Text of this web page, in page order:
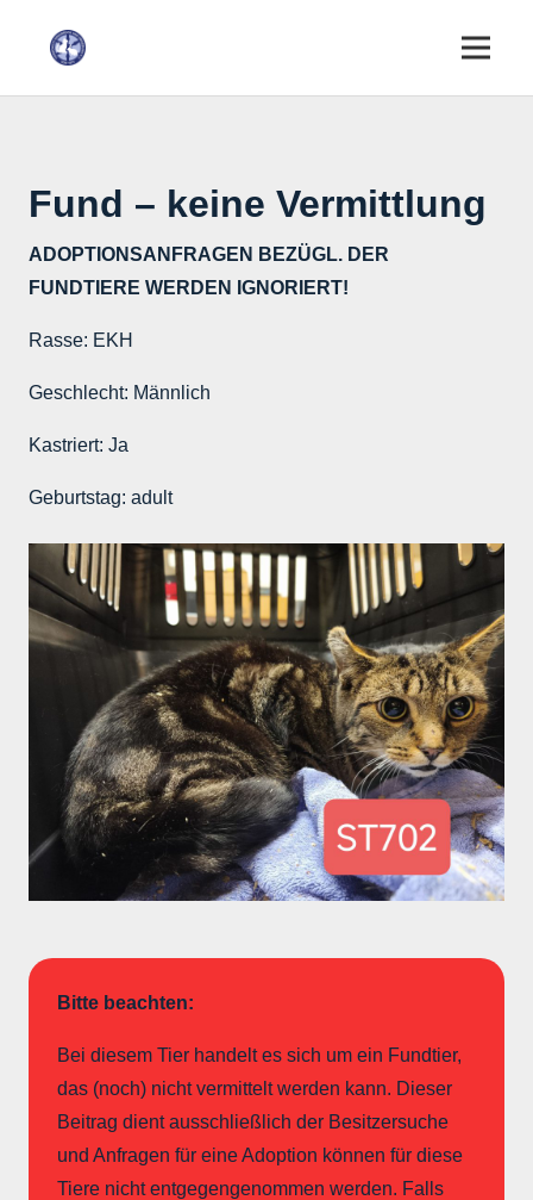
Fund – keine Vermittlung
ADOPTIONSANFRAGEN BEZÜGL. DER
FUNDTIERE WERDEN IGNORIERT!
Rasse: EKH
Geschlecht: Männlich
Kastriert: Ja
Geburtstag: adult
Bitte beachten:
Bei diesem Tier handelt es sich um ein Fundtier,
das (noch) nicht vermittelt werden kann. Dieser
Beitrag dient ausschließlich der Besitzersuche
und Anfragen für eine Adoption können für diese
Tiere nicht entgegengenommen werden. Falls